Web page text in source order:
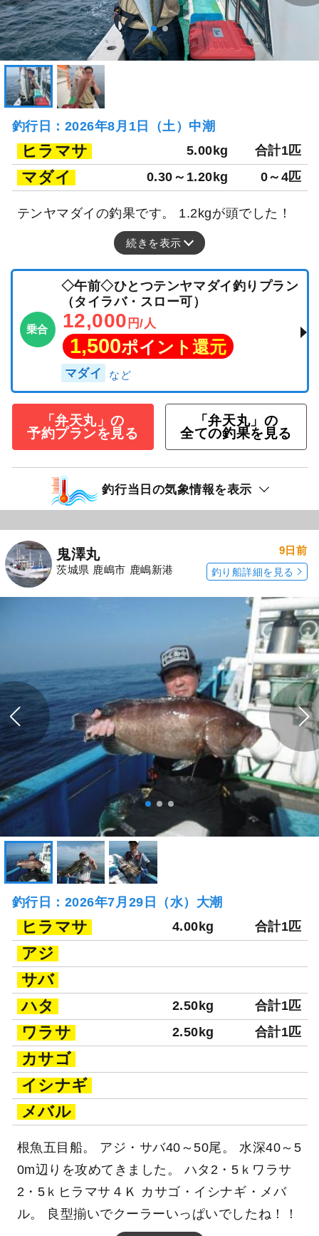
釣行日：2026年8月1日（土）中潮
ヒラマサ 5.00kg 合計1匹
マダイ 0.30～1.20kg 0～4匹
テンヤマダイの釣果です。 1.2kgが頭でした！
続きを表示
乗合
◇午前◇ひとつテンヤマダイ釣りプラン
（タイラバ・スロー可）
12,000 円/人
1,500ポイント還元
マダイ
「弁天丸」の
予約プランを見る
「弁天丸」の
全ての釣果を見る
釣行当日の気象情報を表示
鬼澤丸
茨城県 鹿嶋市 鹿嶋新港
9日前
釣り船詳細を見る
釣行日：2026年7月29日（水）大潮
ヒラマサ 4.00kg 合計1匹
アジ
サバ
ハタ
2.50kg 合計1匹
ワラサ 2.50kg 合計1匹
カサゴ
イシナギ
メバル
根魚五目船。 アジ・サバ40～50尾。 水深40～5
0m辺りを攻めてきました。 ハタ2・5ｋワラサ
2・5ｋヒラマサ４Ｋ カサゴ・イシナギ・メバ
ル。 良型揃いでクーラーいっぱいでしたね！！